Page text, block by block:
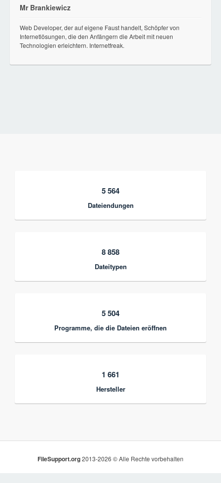
Mr Brankiewicz
Web Developer, der auf eigene Faust handelt, Schöpfer von
Internetlösungen, die den Anfängern die Arbeit mit neuen
Technologien erleichtern. Internetfreak.
5 564
Dateiendungen
8 858
Dateitypen
5 504
Programme, die die Dateien eröffnen
1 661
Hersteller
FileSupport.org2013-2026 © Alle Rechte vorbehalten